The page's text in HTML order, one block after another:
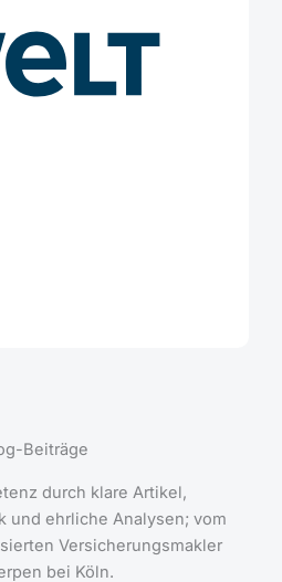
Beiträge
durch klare Artikel,
und ehrliche Analysen; vom
Versicherungsmakler
bei Köln.